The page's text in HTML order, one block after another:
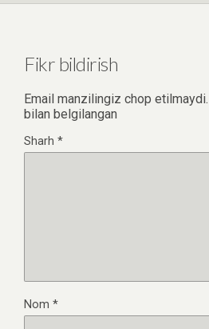
Fikr bildirish
Email manzilingiz chop etilmaydi.
bilan belgilangan
Sharh *
Nom *